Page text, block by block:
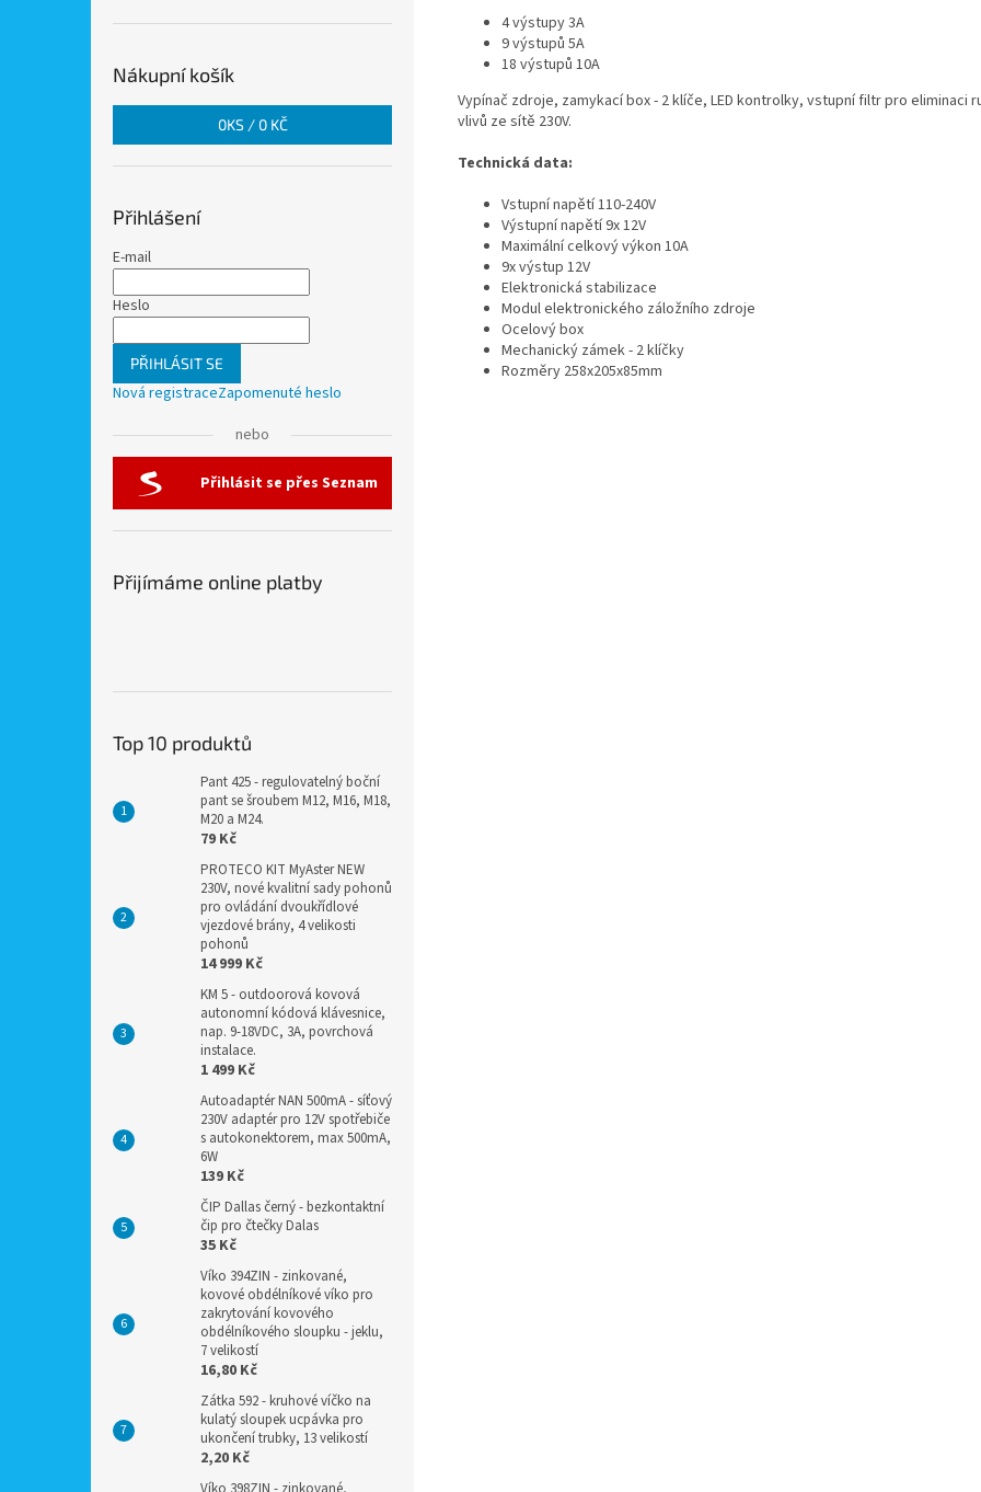
Nákupní košík
0KS / 0 KČ
Přihlášení
E-mail
Heslo
PŘIHLÁSIT SE
Nová registraceZapomenuté heslo
nebo
Přihlásit se přes Seznam
Přijímáme online platby
Top 10 produktů
Pant 425 - regulovatelný boční
pant se šroubem M12, M16, M18,
M20 a M24.
79 Kč
PROTECO KIT MyAster NEW
230V, nové kvalitní sady pohonů
pro ovládání dvoukřídlové
vjezdové brány, 4 velikosti
pohonů
14 999 Kč
KM 5 - outdoorová kovová
autonomní kódová klávesnice,
nap. 9-18VDC, 3A, povrchová
instalace.
1 499 Kč
Autoadaptér NAN 500mA - síťový
230V adaptér pro 12V spotřebiče
s autokonektorem, max 500mA,
6W
139 Kč
ČIP Dallas černý - bezkontaktní
čip pro čtečky Dalas
35 Kč
Víko 394ZIN - zinkované,
kovové obdélníkové víko pro
zakrytování kovového
obdélníkového sloupku - jeklu,
7 velikostí
16,80 Kč
Zátka 592 - kruhové víčko na
kulatý sloupek ucpávka pro
ukončení trubky, 13 velikostí
2,20 Kč
4 výstupy 3A
9 výstupů 5A
18 výstupů 10A
Vypínač zdroje, zamykací box - 2 klíče, LED kontrolky, vstupní filtr pro eliminaci
vlivů ze sítě 230V.
Technická data:
Vstupní napětí 110-240V
Výstupní napětí 9x 12V
Maximální celkový výkon 10A
9x výstup 12V
Elektronická stabilizace
Modul elektronického záložního zdroje
Ocelový box
Mechanický zámek - 2 klíčky
Rozměry 258x205x85mm